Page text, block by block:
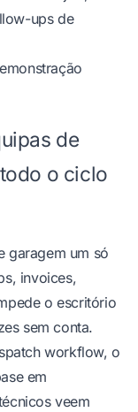
ups de
de
o ciclo
garagem um só
invoices,
o escritório
sem conta.
workflow, o
em
veem